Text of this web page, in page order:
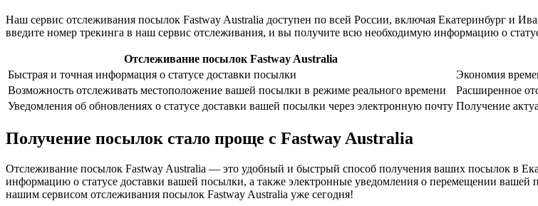
Наш сервис отслеживания посылок Fastway Australia доступен по всей России, включая Екатеринбург и
введите номер трекинга в наш сервис отслеживания, и вы получите всю необходимую информацию о
Отслеживание посылок Fastway Australia
Быстрая и точная информация о статусе доставки посылки
Экономия
Возможность отслеживать местоположение вашей посылки в режиме реального времени
Расширенное
Уведомления об обновлениях о статусе доставки вашей посылки через электронную почту Получение
Получение посылок стало проще с Fastway Australia
Отслеживание посылок Fastway Australia — это удобный и быстрый способ получения ваших посылок в
информацию о статусе доставки вашей посылки, а также электронные уведомления о перемещении
нашим сервисом отслеживания посылок Fastway Australia уже сегодня!